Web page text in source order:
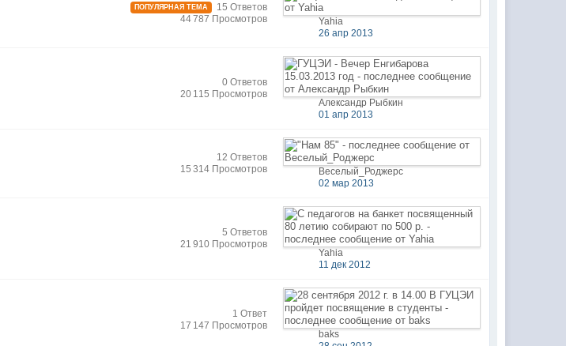
ПОПУЛЯРНАЯ ТЕМА
15 Ответов
44 787 Просмотров
Yahia
26 апр 2013
0 Ответов
20 115 Просмотров
Александр Рыбкин
01 апр 2013
12 Ответов
15 314 Просмотров
Веселый_Роджерс
02 мар 2013
5 Ответов
21 910 Просмотров
Yahia
11 дек 2012
1 Ответ
17 147 Просмотров
baks